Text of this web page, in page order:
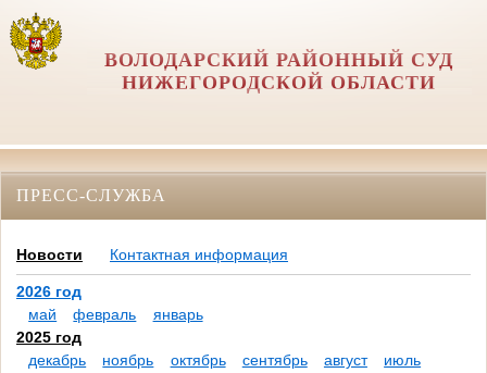
ВОЛОДАРСКИЙ РАЙОННЫЙ СУД
НИЖЕГОРОДСКОЙ ОБЛАСТИ
ПРЕСС-СЛУЖБА
Новости Контактная информация
2026 год
май
февраль
январь
2025 год
декабрь
ноябрь октябрь сентябрь август
июль